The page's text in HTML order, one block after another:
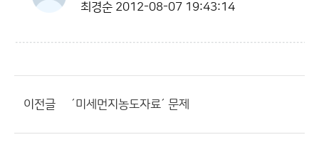
최경순 2012-08-07 19:43:14
이전글 ´미세먼지농도자료´ 문제